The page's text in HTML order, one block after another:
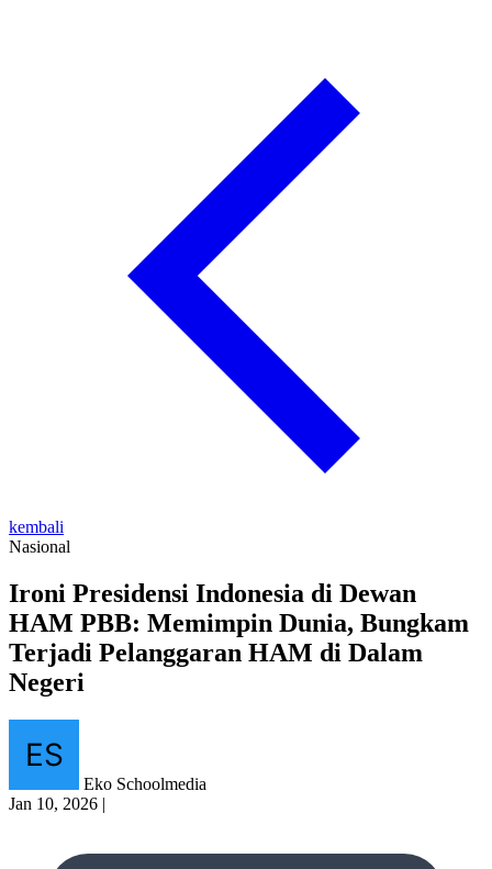
kembali
Nasional
Ironi Presidensi Indonesia di Dewan
HAM PBB: Memimpin Dunia, Bungkam
Terjadi Pelanggaran HAM di Dalam
Negeri
Eko Schoolmedia
Jan 10, 2026 |